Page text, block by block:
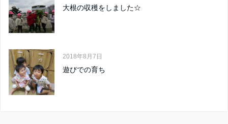
大根の収穫をしました☆
2018年8月7日
遊びでの育ち